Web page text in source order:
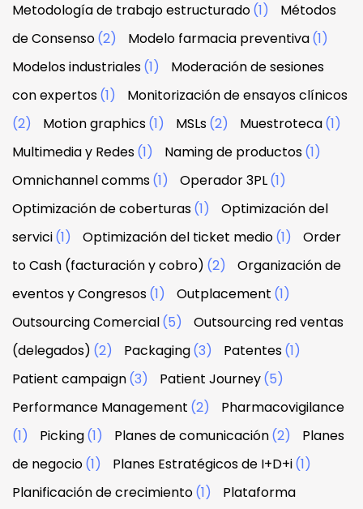
Metodología de trabajo estructurado(1)
Métodos
de Consenso(2) Modelo farmacia preventiva(1)
Modelos industriales(1)
Moderación de sesiones
con expertos(1)
Monitorización de ensayos clínicos
(2)
Motion graphics(1) MSLs(2) Muestroteca(1)
Multimedia y Redes(1) Naming de productos(1)
Omnichannel comms(1) Operador 3PL(1)
Optimización de coberturas(1)
Optimización del
servici(1) Optimización del ticket medio(1)
Order
to Cash (facturación y cobro) (2)
Organización de
eventos y Congresos(1) Outplacement (1)
Outsourcing Comercial(5)
Outsourcing red ventas
(delegados) (2) Packaging(3) Patentes(1)
Patient campaign(3) Patient Journey(5)
Performance Management (2)
Pharmacovigilance
(1)
Picking(1) Planes de comunicación(2)
Planes
de negocio(1) Planes Estratégicos de I+D+i(1)
Planificación de crecimiento(1)
Plataforma